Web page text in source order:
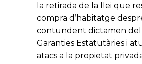
la retirada de la llei que
compra d’habitatge
contundent dictamen del
Garanties Estatutàries i
atacs a la propietat